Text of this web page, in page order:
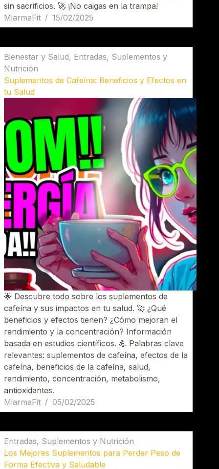
sin sacrificios. 🚀 ¡No caigas en la trampa!
MiarmaFit
15/02/2025
Bienestar y Salud, Entradas, Suplementos y
Nutrición
Suplementos de Cafeína: Beneficios y Efectos en
tu Salud
🌟 Descubre todo sobre los suplementos de
cafeína y sus impactos en tu salud. 🚀 ¿Qué
beneficios y efectos tienen? ¿Cómo mejoran el
rendimiento y la concentración? Información
basada en estudios científicos. 💪 Palabras clave
relevantes: suplementos de cafeína, efectos de la
cafeína, beneficios de la cafeína, salud,
rendimiento, concentración, metabolismo,
antioxidantes.
MiarmaFit
05/02/2025
Entradas, Suplementos y Nutrición
Los Mejores Suplementos para Perder Peso de
Forma Efectiva y Saludable